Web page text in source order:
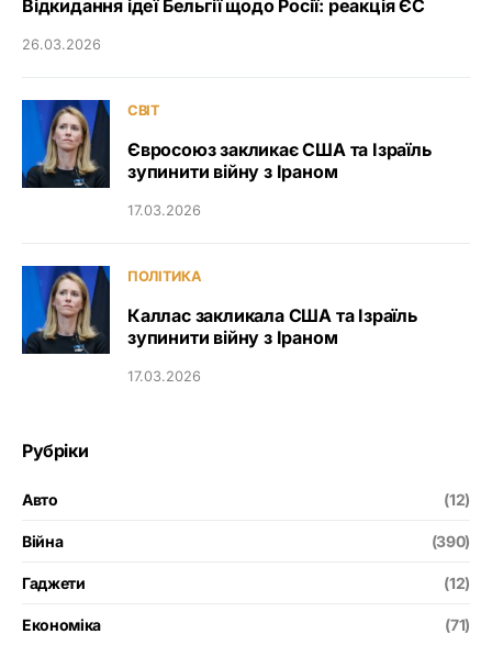
Відкидання ідеї Бельгії щодо Росії: реакція ЄС
26.03.2026
СВІТ
Євросоюз закликає США та Ізраїль
зупинити війну з Іраном
17.03.2026
ПОЛІТИКА
Каллас закликала США та Ізраїль
зупинити війну з Іраном
17.03.2026
Рубріки
Авто (12)
Війна (390)
Гаджети (12)
Економіка (71)